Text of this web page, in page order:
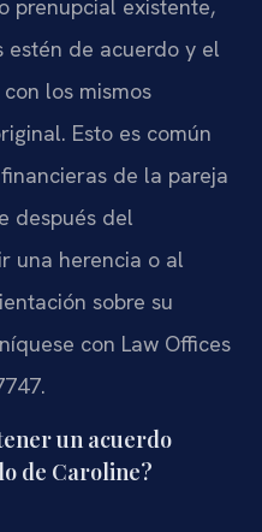
prenupcial existente,
estén de acuerdo y el
los mismos
Esto es común
de la pareja
después del
una herencia o al
sobre su
con Law Offices
un acuerdo
de Caroline?